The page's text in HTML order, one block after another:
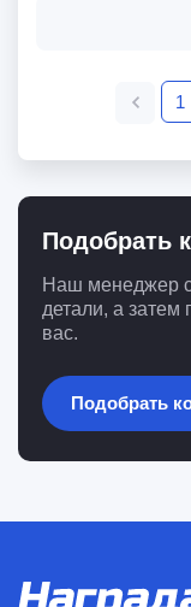
1
Подобрать
Наш менеджер
детали, а затем
вас.
Подобрать